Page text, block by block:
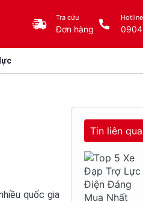
Tra cứu
Đơn hàng
Hotline
quốc gia
Tin liên